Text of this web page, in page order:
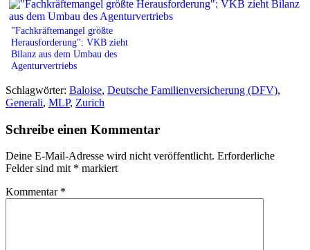
"Fachkräftemangel größte
Herausforderung": VKB zieht
Bilanz aus dem Umbau des
Agenturvertriebs
Schlagwörter: Baloise, Deutsche Familienversicherung (DFV),
Generali, MLP, Zurich
Schreibe einen Kommentar
Deine E-Mail-Adresse wird nicht veröffentlicht. Erforderliche
Felder sind mit * markiert
Kommentar *